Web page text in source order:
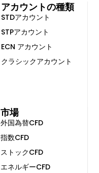
アカウントの種類
STDアカウント
STPアカウント
ECN アカウント
クラシックアカウント
市場
外国為替CFD
指数CFD
ストックCFD
エネルギーCFD